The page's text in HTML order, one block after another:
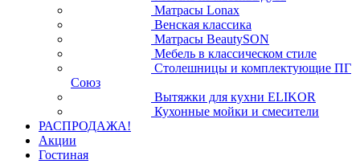
Матрасы Lonax
Венская классика
Матрасы BeautySON
Мебель в классическом стиле
Столешницы и комплектующие ПГ
Союз
Вытяжки для кухни ELIKOR
Кухонные мойки и смесители
РАСПРОДАЖА!
Акции
Гостиная